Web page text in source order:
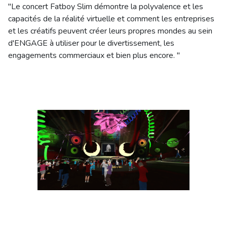
"Le concert Fatboy Slim démontre la polyvalence et les
capacités de la réalité virtuelle et comment les entreprises
et les créatifs peuvent créer leurs propres mondes au sein
d'ENGAGE à utiliser pour le divertissement, les
engagements commerciaux et bien plus encore. "